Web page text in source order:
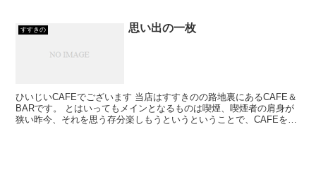
すすきの 思い出の一枚
ひいじいCAFEでございます 当店はすすきのの路地裏にあるCAFE＆
BARです。 とはいってもメインとなるものは喫煙、喫煙者の肩身が
狭い昨今、それを思う存分楽しもうというということで、CAFEを名